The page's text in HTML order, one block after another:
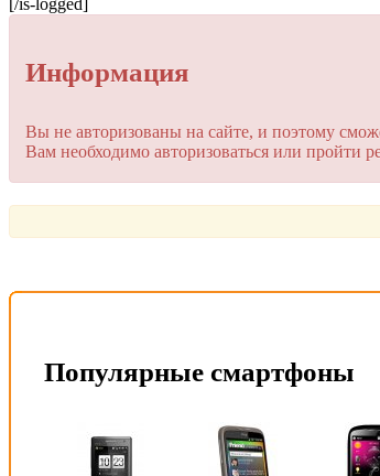
[/is-logged]
Информация
Вы не авторизованы на сайте, и поэтому
Вам необходимо авторизоваться или пройти
Популярные смартфоны